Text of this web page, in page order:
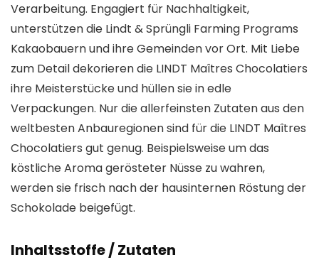
Verarbeitung. Engagiert für Nachhaltigkeit,
unterstützen die Lindt & Sprüngli Farming Programs
Kakaobauern und ihre Gemeinden vor Ort. Mit Liebe
zum Detail dekorieren die LINDT Maîtres Chocolatiers
ihre Meisterstücke und hüllen sie in edle
Verpackungen. Nur die allerfeinsten Zutaten aus den
weltbesten Anbauregionen sind für die LINDT Maîtres
Chocolatiers gut genug. Beispielsweise um das
köstliche Aroma gerösteter Nüsse zu wahren,
werden sie frisch nach der hausinternen Röstung der
Schokolade beigefügt.
Inhaltsstoffe / Zutaten